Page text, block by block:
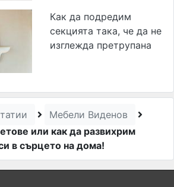
Как да подредим
секцията така, че да не
изглежда претрупана
Мебели Виденов
или как да развихрим
в сърцето на дома!